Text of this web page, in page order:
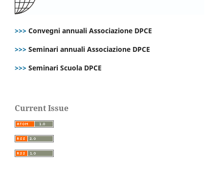
>>> Convegni annuali Associazione DPCE
>>> Seminari annuali Associazione DPCE
>>> Seminari Scuola DPCE
Current Issue